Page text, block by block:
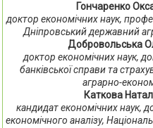
Гончаренко
доктор економічних наук,
Дніпровський державний
Добровольська
доктор економічних наук,
банківської справи та
аграрно-
Каткова
кандидат економічних наук,
економічного аналізу,